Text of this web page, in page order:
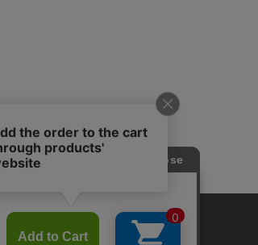
イバシーポリシー